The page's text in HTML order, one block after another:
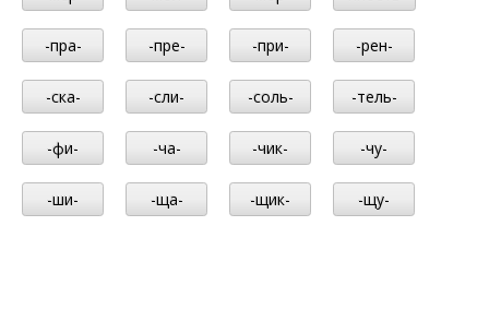
-пра- -пре- -при- -рен-
-ска- -сли- -соль- -тель-
-фи- -ча- -чик- -чу-
-ши- -ща- -щик- -щу-